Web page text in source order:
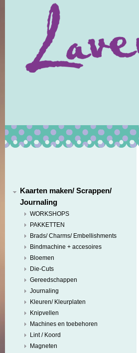
Kaarten maken/ Scrappen/
Journaling
WORKSHOPS
PAKKETTEN
Brads/ Charms/ Embellishments
Bindmachine + accesoires
Bloemen
Die-Cuts
Gereedschappen
Journaling
Kleuren/ Kleurplaten
Knipvellen
Machines en toebehoren
Lint / Koord
Magneten